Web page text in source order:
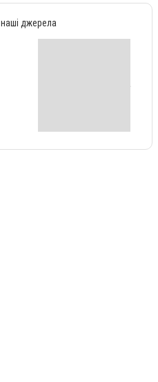
наші джерела